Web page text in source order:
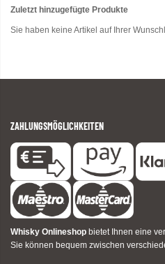
Zuletzt hinzugefügte Produkte
Sie haben keine Artikel auf Ihrer
ZAHLUNGSMÖGLICHKEITEN
Whisky Onlineshop bietet Ihnen eine
Sie können bequem zwischen